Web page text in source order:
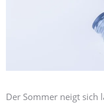
Der Sommer neigt sich